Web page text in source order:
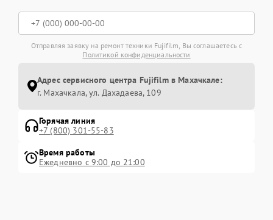
Отправляя заявку на ремонт техники Fujifilm, Вы соглашаетесь с
Политикой конфиденциальности
Адрес сервисного центра Fujifilm в Махачкале:
г. Махачкала, ул. Дахадаева, 109
Горячая линия
+7 (800) 301-55-83
Время работы
Ежедневно с 9:00 до 21:00